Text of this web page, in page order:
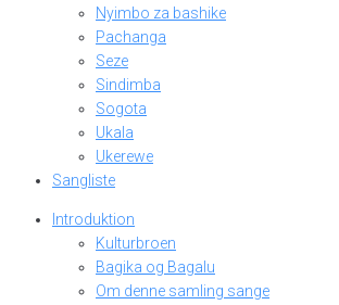
Nyimbo za bashike
Pachanga
Seze
Sindimba
Sogota
Ukala
Ukerewe
Sangliste
Introduktion
Kulturbroen
Bagika og Bagalu
Om denne samling sange